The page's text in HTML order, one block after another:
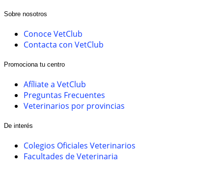
Sobre nosotros
Conoce VetClub
Contacta con VetClub
Promociona tu centro
Afíliate a VetClub
Preguntas Frecuentes
Veterinarios por provincias
De interés
Colegios Oficiales Veterinarios
Facultades de Veterinaria